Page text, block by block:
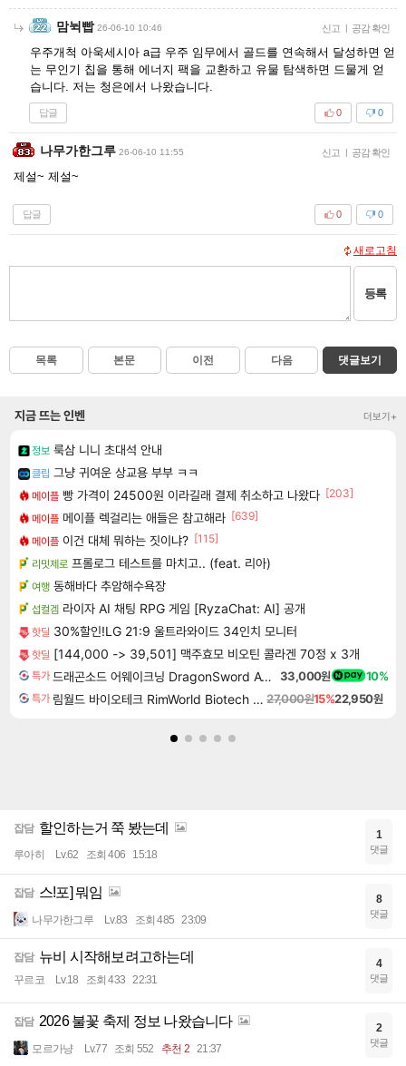
맘뉙빱 26-06-10 10:46 신고 | 공감 확인
우주개척 아욱세시아 a급 우주 임무에서 골드를 연속해서 달성하면 얻
는 무인기 칩을 통해 에너지 팩을 교환하고 유물 탐색하면 드물게 얻
습니다. 저는 청은에서 나왔습니다.
답글 0
0
나무가한그루 26-06-10 11:55 신고 | 공감 확인
제설~ 제설~
답글 0
0
새로고침
등록
목록 본문 이전 다음 댓글보기
지금 뜨는 인벤 더보기+
정보 룩삼 니니 초대석 안내
클립 그냥 귀여운 상교용 부부 ㅋㅋ
메이플 빵 가격이 24500원 이라길래 결제 취소하고 나왔다 [203]
메이플 메이플 렉걸리는 애들은 참고해라 [639]
메이플 이건 대체 뭐하는 짓이냐? [115]
리밋제로 프롤로그 테스트를 마치고.. (feat. 리아)
여행 동해바다 추암해수욕장
섭컬겜 라이자 AI 채팅 RPG 게임 [RyzaChat: AI] 공개
핫딜 30%할인!LG 21:9 울트라와이드 34인치 모니터
핫딜 [144,000 -> 39,501] 맥주효모 비오틴 콜라겐 70정 x 3개
특가 드래곤소드 어웨이크닝 DragonSword Awakening 33,000원 10%
특가 림월드 바이오테크 RimWorld Biotech DLC 27,000원15%22,950원
잡담 할인하는거 쭉 봤는데
루아히 Lv.62 조회 406 15:18
1
댓글
잡담 스!포] 뭐임
나무가한그루 Lv.83 조회 485 23:09
8
댓글
잡담 뉴비 시작해보려고하는데
꾸르코 Lv.18 조회 433 22:31
4
댓글
잡담 2026 불꽃 축제 정보 나왔습니다
모르가냥 Lv.77 조회 552 추천 2 21:37
2
댓글